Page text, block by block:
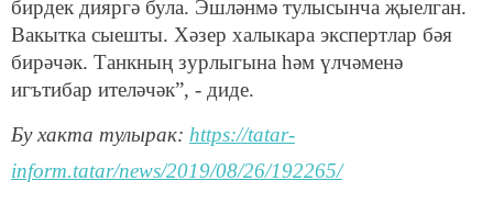
бирдек дияргә була. Эшләнмә тулысынча җыелган.
Вакытка сыешты. Хәзер халыкара экспертлар бәя
бирәчәк. Танкның зурлыгына һәм үлчәменә
игътибар ителәчәк”, - диде.
Бу хакта тулырак: https://tatar-
inform.tatar/news/2019/08/26/192265/